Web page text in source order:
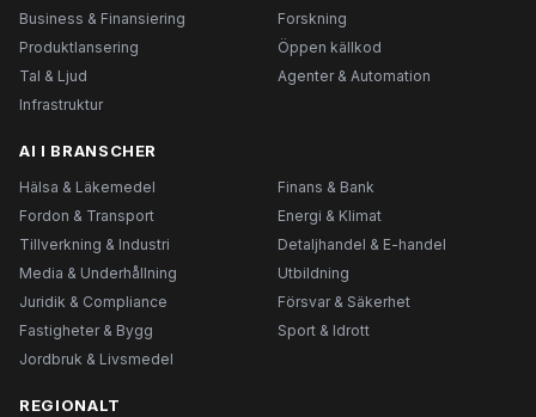
Business & Finansiering
Forskning
Produktlansering
Öppen källkod
Tal & Ljud
Agenter & Automation
Infrastruktur
AI I BRANSCHER
Hälsa & Läkemedel
Finans & Bank
Fordon & Transport
Energi & Klimat
Tillverkning & Industri
Detaljhandel & E-handel
Media & Underhållning
Utbildning
Juridik & Compliance
Försvar & Säkerhet
Fastigheter & Bygg
Sport & Idrott
Jordbruk & Livsmedel
REGIONALT